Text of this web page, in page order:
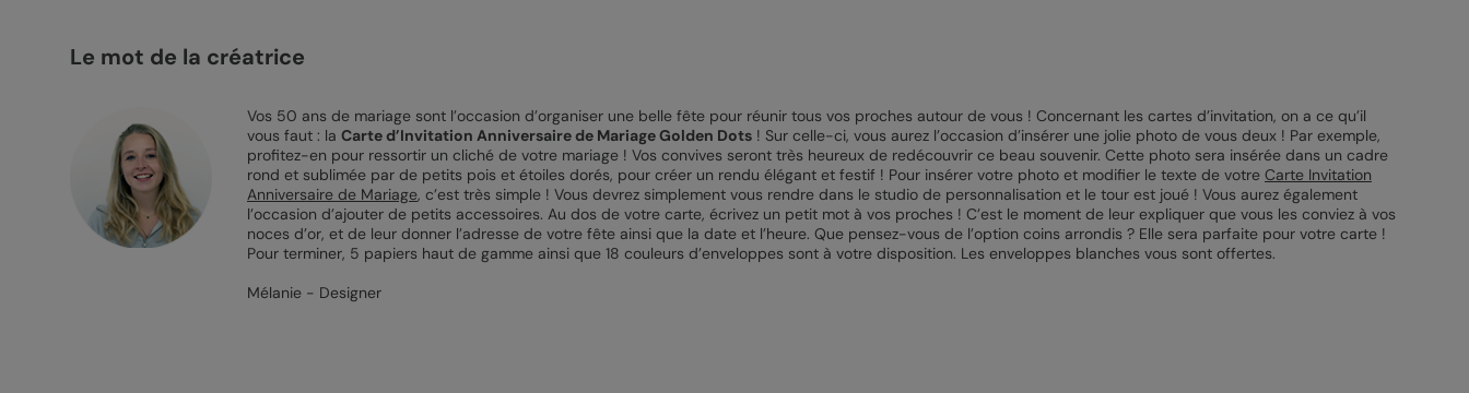
Le mot de la créatrice
Vos 50 ans de mariage sont l’occasion d’organiser une belle fête pour réunir tous vos proches autour de vous ! Concernant les cartes d’invitation, on a ce qu’il
vous faut : la Carte d’Invitation Anniversaire de Mariage Golden Dots! Sur celle-ci, vous aurez l’occasion d’insérer une jolie photo de vous deux ! Par exemple,
profitez-en pour ressortir un cliché de votre mariage ! Vos convives seront très heureux de redécouvrir ce beau souvenir. Cette photo sera insérée dans un cadre
rond et sublimée par de petits pois et étoiles dorés, pour créer un rendu élégant et festif ! Pour insérer votre photo et modifier le texte de votre Carte Invitation
Anniversaire de Mariage, c’est très simple ! Vous devrez simplement vous rendre dans le studio de personnalisation et le tour est joué ! Vous aurez également
l’occasion d’ajouter de petits accessoires. Au dos de votre carte, écrivez un petit mot à vos proches ! C’est le moment de leur expliquer que vous les conviez à vos
noces d’or, et de leur donner l’adresse de votre fête ainsi que la date et l’heure. Que pensez-vous de l’option coins arrondis ? Elle sera parfaite pour votre carte !
Pour terminer, 5 papiers haut de gamme ainsi que 18 couleurs d’enveloppes sont à votre disposition. Les enveloppes blanches vous sont offertes.
Mélanie - Designer